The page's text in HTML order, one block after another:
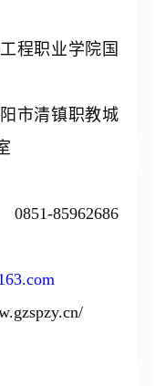
程职业学院国
市清镇职教城
85962686